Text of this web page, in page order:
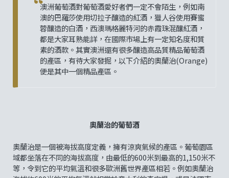
澳洲葡萄酒對葡萄酒愛好者們一定不會陌生，例如南
澳的巴羅莎使用切拉子釀造的紅酒，獵人谷使用賽蜜
蓉釀造的白酒，西澳瑪格麗特河的赤霞珠混釀紅酒，
都是大家耳熟能詳，在國際市場上有一定知名度和質
素的酒款。其實澳洲還有很多釀造高品質精品葡萄酒
的產區，有待大家發掘，以下介紹的奧蘭治(Orange)
便是其中一個精品產區。
奧蘭治的葡萄酒
奧蘭治是一個被海拔高度定義，擁有涼爽氣候的產區。葡萄園區
域都坐落在不同的海拔高度，由最低的600米到最高的1,150米不
等，令到它的平均氣溫和很多歐洲舊世界產區相若。例如奧蘭治